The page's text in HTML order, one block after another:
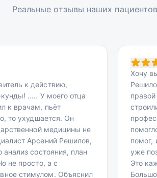
Реальные отзывы наших
к действию,
..... У моего отца
к врачам, пьёт
то ухудшается. Он
медицины не
Арсений Решилов,
состояния, план
не просто, а с
стимулом. Объяснил
Хочу
помог,
уже
Это